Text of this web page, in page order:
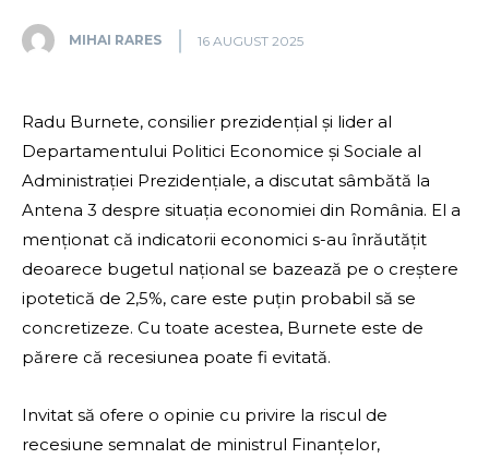
MIHAI RARES 16 AUGUST 2025
Radu Burnete, consilier prezidențial și lider al
Departamentului Politici Economice și Sociale al
Administrației Prezidențiale, a discutat sâmbătă la
Antena 3 despre situația economiei din România. El a
menționat că indicatorii economici s-au înrăutățit
deoarece bugetul național se bazează pe o creștere
ipotetică de 2,5%, care este puțin probabil să se
concretizeze. Cu toate acestea, Burnete este de
părere că recesiunea poate fi evitată.
Invitat să ofere o opinie cu privire la riscul de
recesiune semnalat de ministrul Finanțelor,